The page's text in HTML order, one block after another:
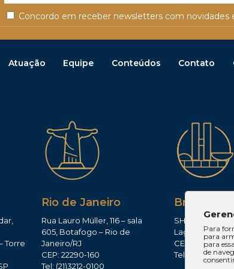
Concordo em receber newsletters com novidades
Atuação Equipe Conteúdos Contato
Torre
Rio de Janeiro
Rua Lauro Müller, 116 – sala
605, Botafogo – Rio de
Janeiro/RJ
CEP: 22290-160
Tel: (21)3212-0100
Brasília
SHIS QI 11,
Lago Sul –
CEP: 71625-300
Tel: (61)3224-
Para
para
para
de